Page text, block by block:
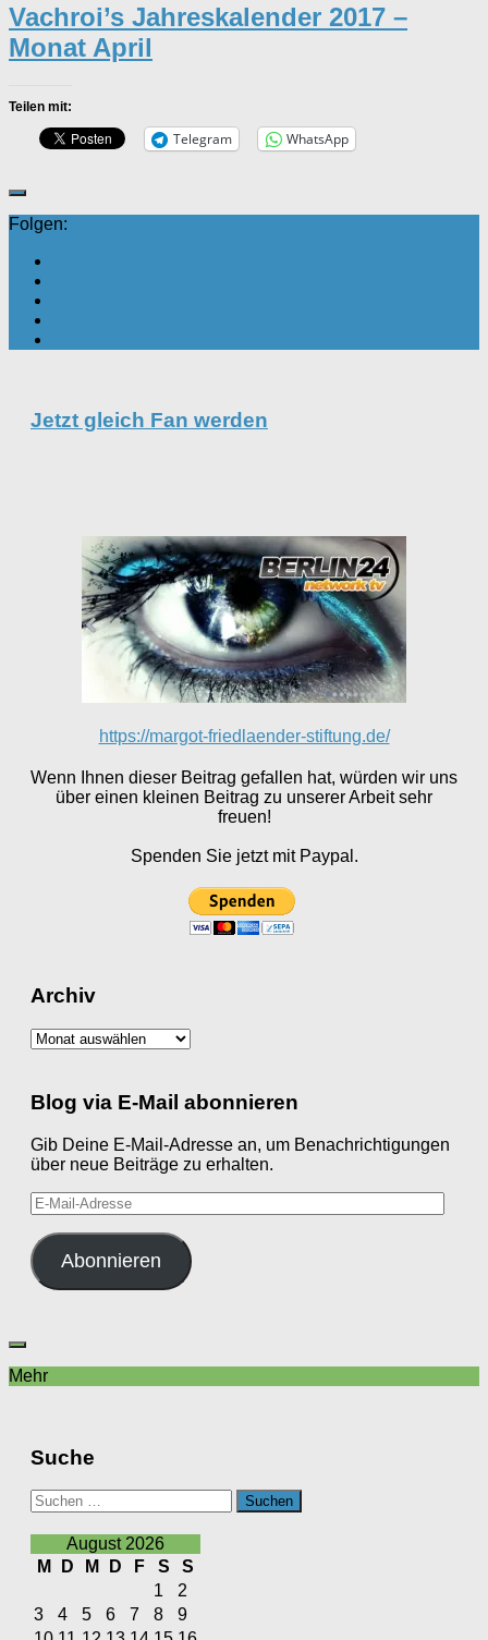
Vachroi’s Jahreskalender 2017 –
Monat April
Teilen mit:
Telegram WhatsApp
Folgen:
Jetzt gleich Fan werden
https://margot-friedlaender-stiftung.de/
Wenn Ihnen dieser Beitrag gefallen hat, würden wir uns
über einen kleinen Beitrag zu unserer Arbeit sehr
freuen!
Spenden Sie jetzt mit Paypal.
Archiv
Archiv
Blog via E-Mail abonnieren
Gib Deine E-Mail-Adresse an, um Benachrichtigungen
über neue Beiträge zu erhalten.
E-
Mail-
Adresse
Abonnieren
Mehr
Suche
Suchen
nach:
August 2026
M
D M D F S
S
1
2
3
4 5 6 7 8
9